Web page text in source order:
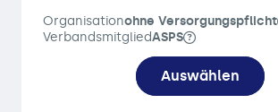
Organisationohne Versorgungspflicht
VerbandsmitgliedASPS
Auswählen